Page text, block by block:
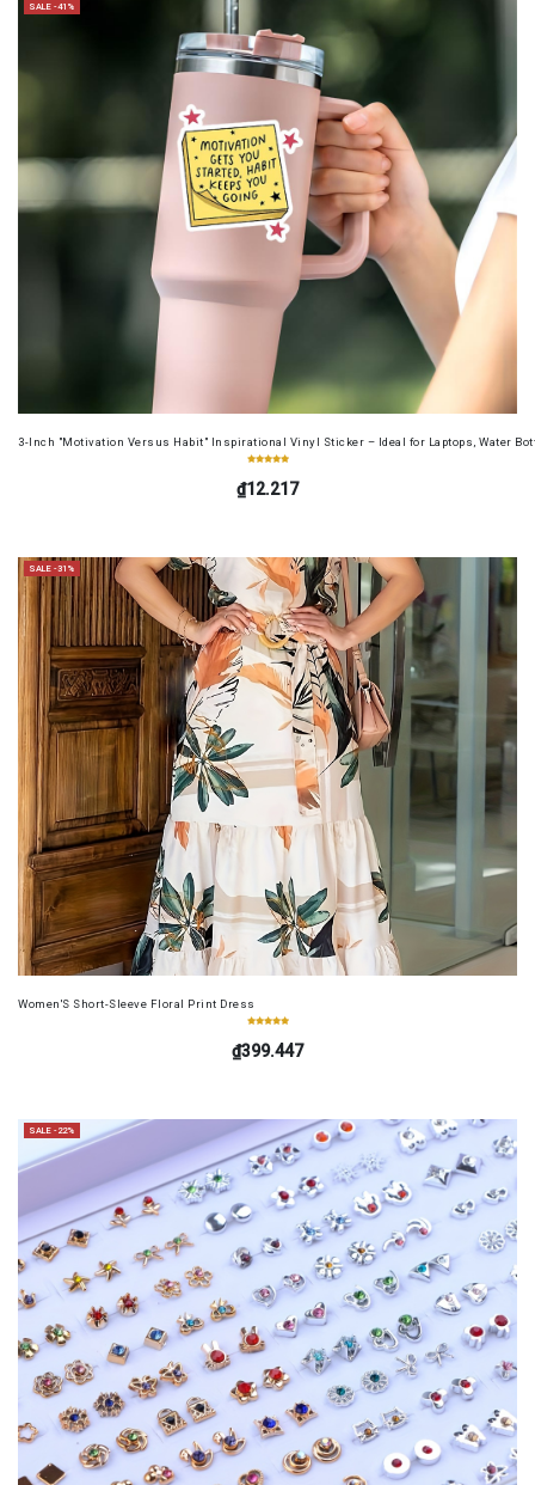
SALE -41%
3-Inch "Motivation Versus Habit" Inspirational Vinyl Sticker – Ideal for Laptops, Water
₫12.217
SALE -31%
Women'S Short-Sleeve Floral Print Dress
₫399.447
SALE -22%